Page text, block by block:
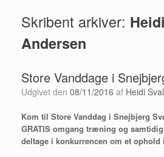
Skribent arkiver:
Andersen
Store Vanddage i
Udgivet den 08/11/2016 af Heidi
Kom til Store Vanddag i Snejbjerg
GRATIS omgang træning og
deltage i konkurrencen om et ophold